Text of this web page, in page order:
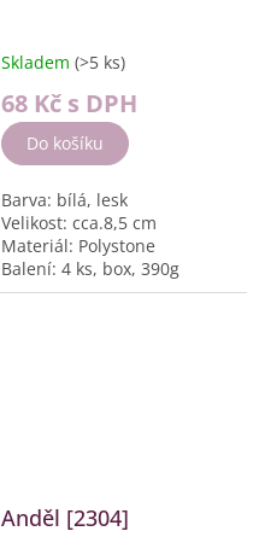
Skladem (>5 ks)
68 Kč s DPH
Do košíku
Barva: bílá, lesk
Velikost: cca.8,5 cm
Materiál: Polystone
Balení: 4 ks, box, 390g
Anděl [2304]